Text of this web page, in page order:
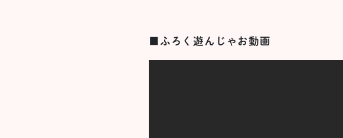
■ふろく遊んじゃお動画